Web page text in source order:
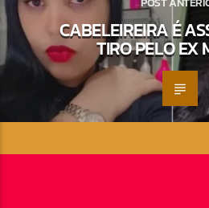
CABELEIREIRA É
TIRO PELO EX